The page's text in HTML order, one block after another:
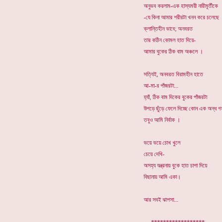
অনুভব করলাম-এক হাস্যময়ী নারীমূর্তীকে
-যে কিনা আমার শরীরটা খনন করে চলেছে
ক্লান্তিহীন ভাবে; অনবরত
তার কঠিন কোমল হাত দিয়ে-
আমার বুকের ঠিক বাম অঞ্চলে ।
সত্যিই, অনবরত বিরামহীন হাতে
আ-মা-র পাঁজরটা...
হ্যাঁ, ঠিক বাম দিকের বুকের পাঁজরটা
উপড়ে ছুঁড়ে ফেলে দিচ্ছে কোন এক অন্ধ
তবুও আমি নির্বাক ।
ভয়ে ভয়ে চোখ খুলে
চেয়ে দেখি-
অসহ্য যন্ত্রনায় বুকে হাত চাপা দিয়ে
বিছানায় আমি একা।
আর সবই ঝাপসা...